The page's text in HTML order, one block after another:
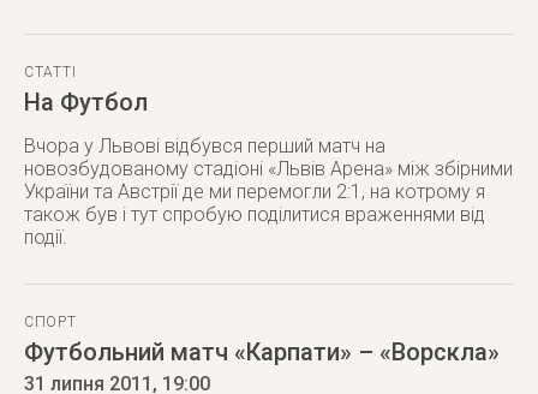
СТАТТІ
На Футбол
Вчора у Львові відбувся перший матч на
новозбудованому стадіоні «Львів Арена» між збірними
України та Австрії де ми перемогли 2:1, на котрому я
також був і тут спробую поділитися враженнями від
події.
СПОРТ
Футбольний матч «Карпати» – «Ворскла»
31 липня 2011 , 19:00